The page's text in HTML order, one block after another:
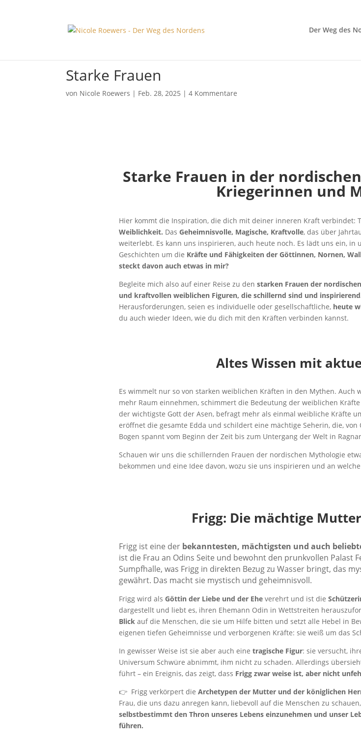
Der Weg des
Starke Frauen
von Nicole Roewers | Feb. 28, 2025 |4 Kommentare
Starke Frauen in der
Kriegerinnen und
Hier kommt die Inspiration, die dich mit deiner inneren Kraft verbindet:
Weiblichkeit. Das Geheimnisvolle, Magische, Kraftvolle, das über
weiterlebt. Es kann uns inspirieren, auch heute noch. Es lädt uns ein, in
Geschichten um die Kräfte und Fähigkeiten der Göttinnen, Nornen,
steckt davon auch etwas in mir?
Begleite mich also auf einer Reise zu den starken Frauen der
und kraftvollen weiblichen Figuren, die schillernd sind und
Herausforderungen, seien es individuelle oder gesellschaftliche, heute
du auch wieder Ideen, wie du dich mit den Kräften verbinden kannst.
Altes Wissen mit
Es wimmelt nur so von starken weiblichen Kräften in den Mythen.
mehr Raum einnehmen, schimmert die Bedeutung der weiblichen
der wichtigste Gott der Asen, befragt mehr als einmal weibliche Kräfte
eröffnet die gesamte Edda und schildert eine mächtige Seherin, die,
Bogen spannt vom Beginn der Zeit bis zum Untergang der Welt in
Schauen wir uns die schillernden Frauen der nordischen Mythologie
bekommen und eine Idee davon, wozu sie uns inspirieren und an
Frigg: Die mächtige
Frigg ist eine der bekanntesten, mächtigsten und auch
ist die Frau an Odins Seite und bewohnt den prunkvollen Palast
Sumpfhalle, was Frigg in direkten Bezug zu Wasser bringt, das
gewährt. Das macht sie mystisch und geheimnisvoll.
Frigg wird als Göttin der Liebe und der Eheverehrt und ist die
dargestellt und liebt es, ihren Ehemann Odin in Wettstreiten
Blickauf die Menschen, die sie um Hilfe bitten und setzt alle Hebel in
eigenen tiefen Geheimnisse und verborgenen Kräfte: sie weiß um das
In gewisser Weise ist sie aber auch eine tragische Figur: sie versucht,
Universum Schwüre abnimmt, ihm nicht zu schaden. Allerdings
führt – ein Ereignis, das zeigt, dass Frigg zwar weise ist, aber nicht
👉 Frigg verkörpert die Archetypen der Mutter und der königlichen
Frau, die uns dazu anregen kann, liebevoll auf die Menschen zu
selbstbestimmt den Thron unseres Lebens einzunehmen und unser
führen.